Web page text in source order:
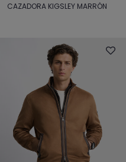
CAZADORA KIGSLEY MARRÓN